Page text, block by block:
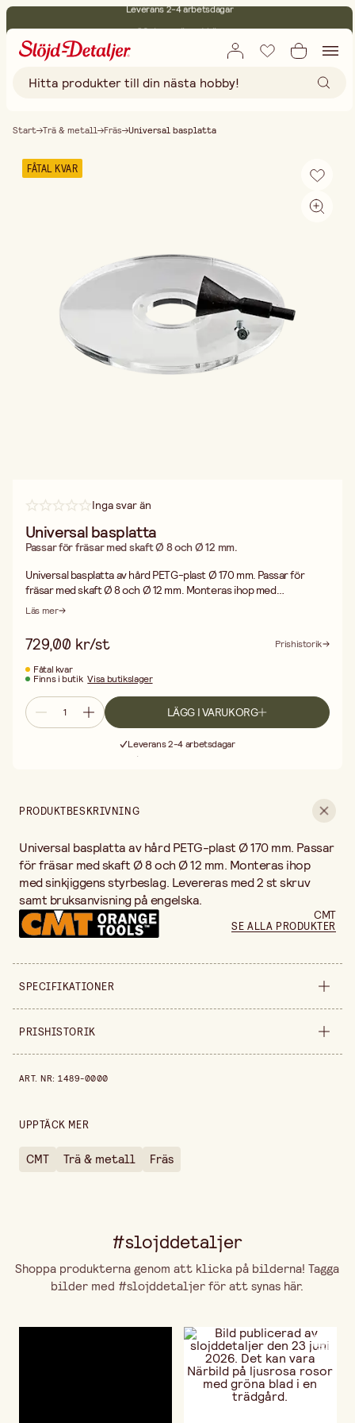
Start Trä & metall Fräs Universal basplatta
FÅTAL KVAR
Inga svar än
Universal basplatta
Passar för fräsar med skaft Ø 8 och Ø 12 mm.
Universal basplatta av hård PETG-plast Ø 170 mm. Passar för
fräsar med skaft Ø 8 och Ø 12 mm. Monteras ihop med
sinkjiggens styrbeslag. Levereras med 2 st skruv samt
Läs mer
729,00 kr/st
Prishistorik
Fåtal kvar
Finns i butik Visa butikslager
LÄGG I VARUKORG
Fri frakt vid köp över 499:-
30 dagars öppet köp
PRODUKTBESKRIVNING
Universal basplatta av hård PETG-plast Ø 170 mm. Passar
för fräsar med skaft Ø 8 och Ø 12 mm. Monteras ihop
med sinkjiggens styrbeslag. Levereras med 2 st skruv
samt bruksanvisning på engelska.
CMT
SE ALLA PRODUKTER
SPECIFIKATIONER
Säljs i styck
PRISHISTORIK
ART. NR:1489-0000
UPPTÄCK MER
CMT Trä & metall Fräs
#slojddetaljer
Shoppa produkterna genom att klicka på bilderna! Tagga
bilder med #slojddetaljer för att synas här.